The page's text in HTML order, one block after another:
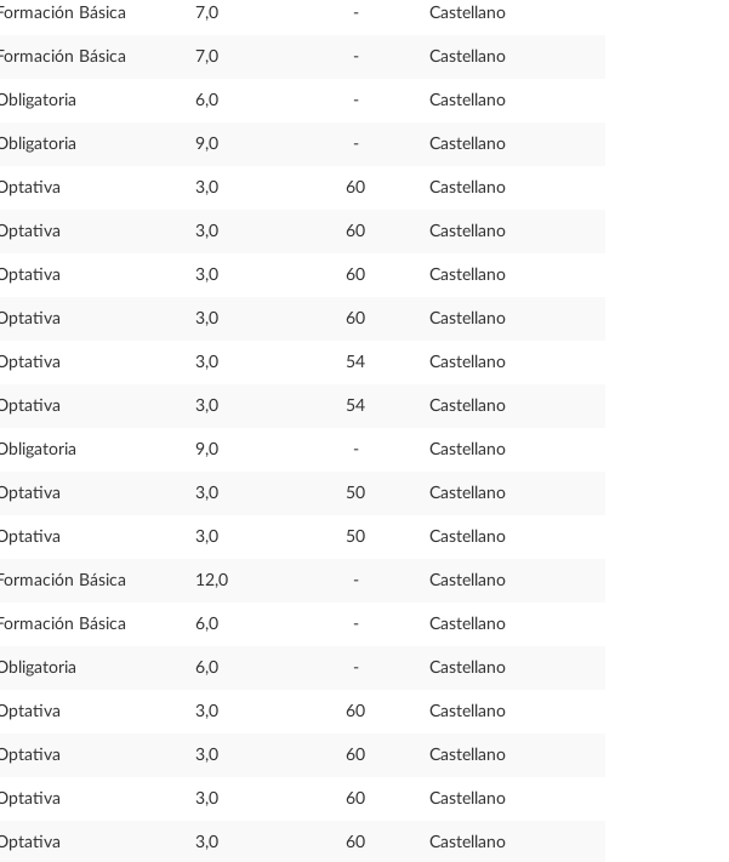
Básica 7,0 - Castellano
Básica 7,0 - Castellano
6,0 - Castellano
9,0 - Castellano
3,0 60 Castellano
3,0 60 Castellano
3,0 60 Castellano
3,0 60 Castellano
3,0 54 Castellano
3,0 54 Castellano
9,0 - Castellano
3,0 50 Castellano
3,0 50 Castellano
Básica 12,0 - Castellano
Básica 6,0 - Castellano
6,0 - Castellano
3,0 60 Castellano
3,0 60 Castellano
3,0 60 Castellano
3,0 60 Castellano